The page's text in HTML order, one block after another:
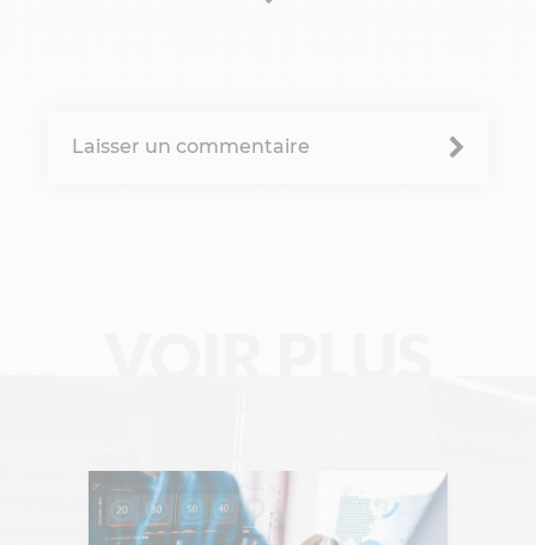
Change management
Gravity Microsoft 365
Intelligence Artificielle
Laisser un commentaire